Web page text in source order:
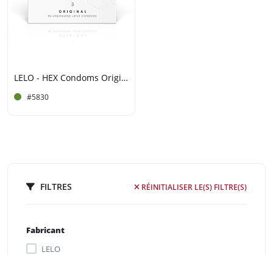
LELO - HEX Condoms Original (3 Pack)
#5830
FILTRES RÉINITIALISER LE(S) FILTRE(S)
Fabricant
LELO